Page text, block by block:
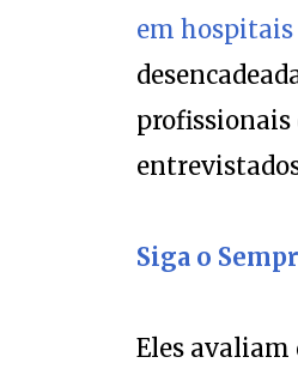
em hospitais
profissionais
Siga o
Eles avaliam